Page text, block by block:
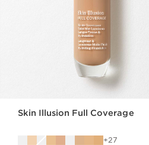
Skin Illusion Full Coverage
27